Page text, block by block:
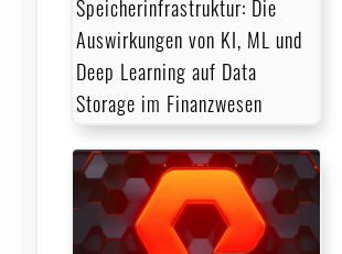
Speicherinfrastruktur: Die
Auswirkungen von KI, ML und
Deep Learning auf Data
Storage im Finanzwesen